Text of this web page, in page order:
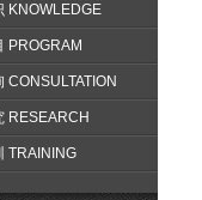
KNOWLEDGE
PROGRAM
CONSULTATION
RESEARCH
TRAINING